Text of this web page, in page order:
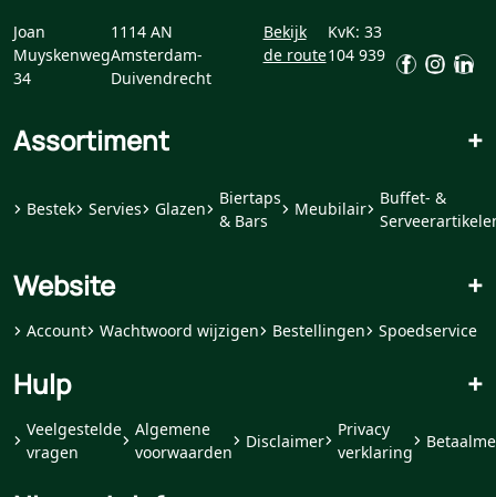
Joan
Muyskenweg
34
1114 AN
Amsterdam-
Duivendrecht
Bekijk
de route
KvK: 33
104 939
Assortiment +
Bestek Servies Glazen
Biertaps
& Bars
Meubilair
Buffet- &
Website +
Account Wachtwoord wijzigen Bestellingen Spoedservice
Hulp +
Veelgestelde
vragen
Algemene
voorwaarden
Disclaimer
Privacy
verklaring